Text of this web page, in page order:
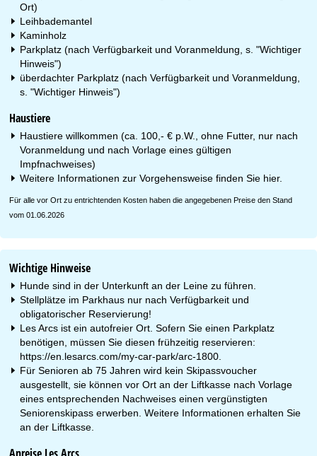
Ort)
Leihbademantel
Kaminholz
Parkplatz (nach Verfügbarkeit und Voranmeldung, s. "Wichtiger
Hinweis")
überdachter Parkplatz (nach Verfügbarkeit und Voranmeldung,
s. "Wichtiger Hinweis")
Haustiere
Haustiere willkommen (ca. 100,- € p.W., ohne Futter, nur nach
Voranmeldung und nach Vorlage eines gültigen
Impfnachweises)
Weitere Informationen zur Vorgehensweise finden Sie hier.
Für alle vor Ort zu entrichtenden Kosten haben die angegebenen Preise den Stand
vom 01.06.2026
Wichtige Hinweise
Hunde sind in der Unterkunft an der Leine zu führen.
Stellplätze im Parkhaus nur nach Verfügbarkeit und
obligatorischer Reservierung!
Les Arcs ist ein autofreier Ort. Sofern Sie einen Parkplatz
benötigen, müssen Sie diesen frühzeitig reservieren:
https://en.lesarcs.com/my-car-park/arc-1800.
Für Senioren ab 75 Jahren wird kein Skipassvoucher
ausgestellt, sie können vor Ort an der Liftkasse nach Vorlage
eines entsprechenden Nachweises einen vergünstigten
Seniorenskipass erwerben. Weitere Informationen erhalten Sie
an der Liftkasse.